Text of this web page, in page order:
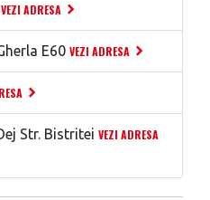
VEZI ADRESA
E60 VEZI ADRESA
Str. Bistritei VEZI ADRESA